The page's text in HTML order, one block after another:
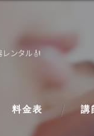
レンタル🎻
料金表 講